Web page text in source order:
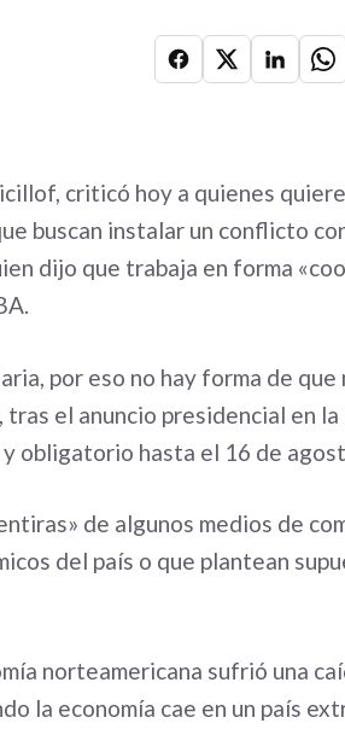
criticó hoy a quienes
buscan instalar un conflicto
dijo que trabaja en forma
por eso no hay forma de que
el anuncio presidencial en
obligatorio hasta el 16 de
de algunos medios de
del país o que plantean
norteamericana sufrió una
la economía cae en un país